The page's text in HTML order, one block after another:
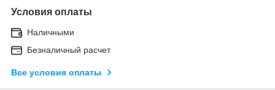
Условия оплаты
Наличными
Безналичный расчет
Все условия оплаты